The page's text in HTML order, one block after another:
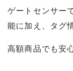
ゲートセンサー
能に加え、タグ
高額商品でも安